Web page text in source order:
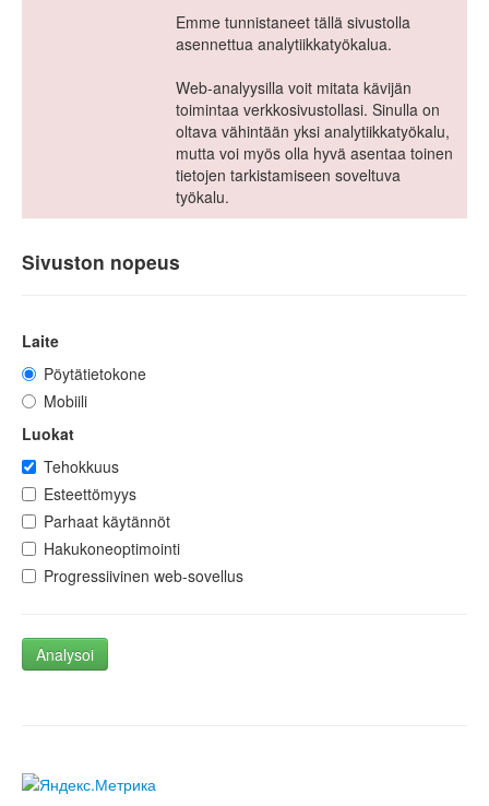
Emme tunnistaneet tällä sivustolla
asennettua analytiikkatyökalua.
Web-analyysilla voit mitata kävijän
toimintaa verkkosivustollasi. Sinulla on
oltava vähintään yksi analytiikkatyökalu,
mutta voi myös olla hyvä asentaa toinen
tietojen tarkistamiseen soveltuva
työkalu.
Sivuston nopeus
Laite
Pöytätietokone
Mobiili
Luokat
Tehokkuus
Esteettömyys
Parhaat käytännöt
Hakukoneoptimointi
Progressiivinen web-sovellus
Analysoi